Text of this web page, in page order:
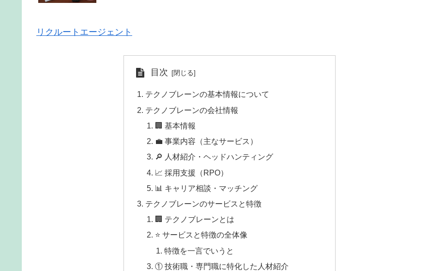
リクルートエージェント
目次
テクノブレーンの基本情報について
テクノブレーンの会社情報
🏢 基本情報
💼 事業内容（主なサービス）
🔎 人材紹介・ヘッドハンティング
📈 採用支援（RPO）
📊 キャリア相談・マッチング
テクノブレーンのサービスと特徴
🏢 テクノブレーンとは
⭐ サービスと特徴の全体像
特徴を一言でいうと
① 技術職・専門職に特化した人材紹介